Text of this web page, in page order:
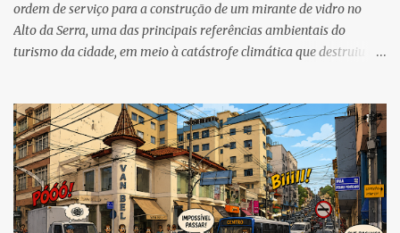
ordem de serviço para a construção de um mirante de vidro no
Alto da Serra, uma das principais referências ambientais do
turismo da cidade, em meio à catástrofe climática que destruiu o
ambiental nas políticas públicas. Preservação permanente O Alto
da Serra está localizado em uma das Áreas de Preservação
Permanente no município, chamadas de APP no Código Florestal
Brasileiro, Lei nº 12.651/12. As APPS são protegidas com a função
ambiental de preservar os recursos hídricos, a paisagem, a
proteção do solo e a biodiversidade para assegurar a qualidade de